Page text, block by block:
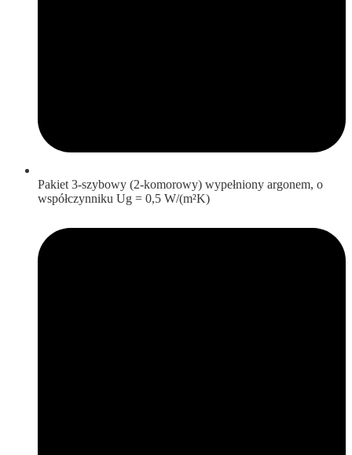
Pakiet 3-szybowy (2-komorowy) wypełniony argonem, o
współczynniku Ug = 0,5 W/(m²K)